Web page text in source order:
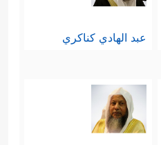
عبد الهادي كناكري